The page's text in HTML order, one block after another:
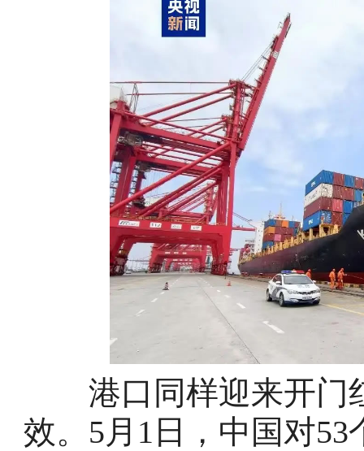
港口同样迎来开门
效。5月1日，中国对